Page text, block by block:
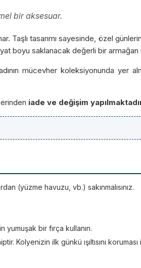
bir aksesuar.
Taşlı tasarımı sayesinde, özel
boyu saklanacak değerli bir
mücevher koleksiyonunda yer
iade ve değişim
(yüzme havuzu, vb.) sakınmalısınız.
yumuşak bir fırça kullanın.
Kolyenizin ilk günkü ışıltısını